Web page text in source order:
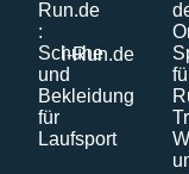
i-Run.de